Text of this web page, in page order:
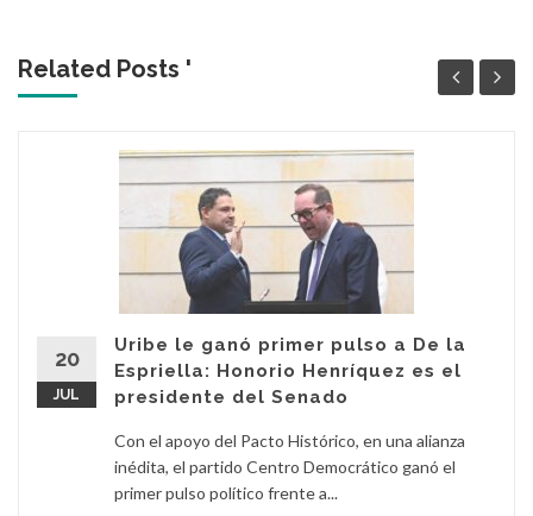
Related Posts '
20
JUL
Uribe le ganó primer pulso a De la
Espriella: Honorio Henríquez es el
presidente del Senado
Con el apoyo del Pacto Histórico, en una alianza
inédita, el partido Centro Democrático ganó el
primer pulso político frente a...